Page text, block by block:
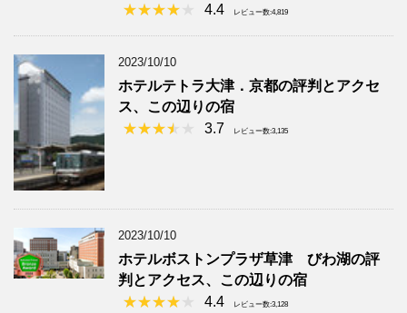
4.4
レビュー数:4,819
2023/10/10
ホテルテトラ大津．京都の評判とアクセ
ス、この辺りの宿
3.7
レビュー数:3,135
2023/10/10
ホテルボストンプラザ草津 びわ湖の評
判とアクセス、この辺りの宿
4.4
レビュー数:3,128